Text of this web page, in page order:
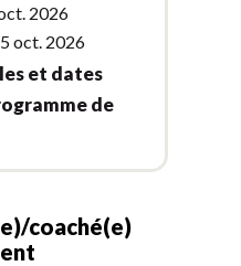
2026
oct. 2026
et dates
de
coaché(e)